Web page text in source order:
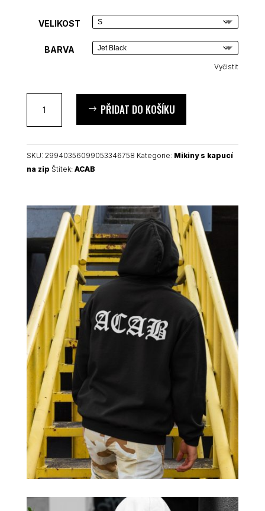
VELIKOST
BARVA
Vyčistit
unisex
mikina
kapucí
na
PŘIDAT DO KOŠÍKU
SKU: 29940356099053346758 Kategorie: Mikiny s kapucí
na zip Štítek: ACAB